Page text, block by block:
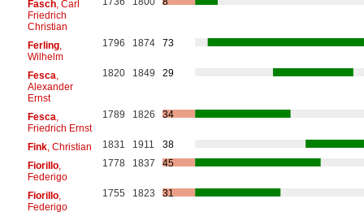
Fasch, Carl
Friedrich
Christian
Ferling,
Wilhelm
1796 1874 73
Fesca
Alexander
Ernst
1820 1849 29
Fesca
Friedrich Ernst
1789 1826 34
Fink, Christian 1831 1911
38
Fiorillo,
Federigo
1778 1837 45
Fiorillo,
Federigo
1755 1823 31